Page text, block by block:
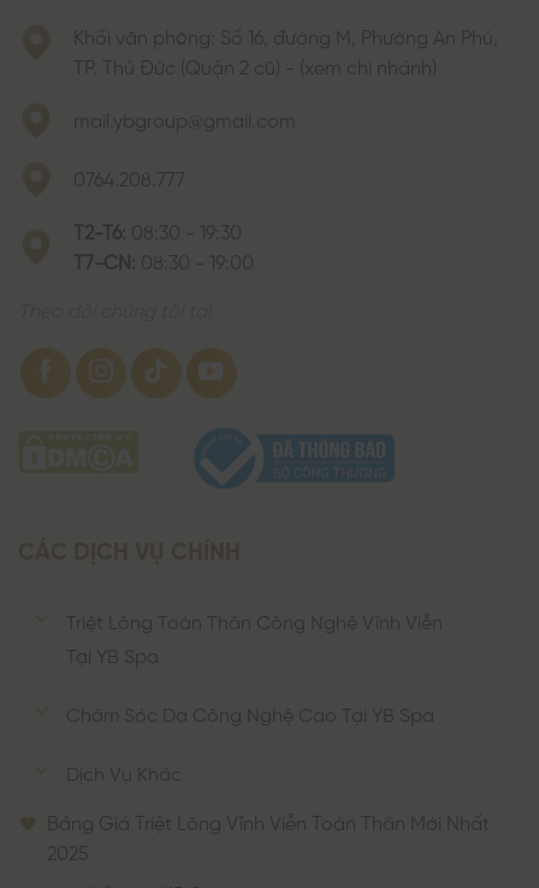
Khối văn phòng: Số 16, đường M, Phường An Phú,
TP. Thủ Đức (Quận 2 cũ) - (xem chi nhánh)
mail.ybgroup@gmail.com
0764.208.777
T2-T6: 08:30 - 19:30
T7-CN: 08:30 - 19:00
Triệt Lông Toàn Thân Công Nghệ Vĩnh Viễn
Tại YB Spa
Chăm Sóc Da Công Nghệ Cao Tại YB Spa
Dịch Vụ Khác
Bảng Giá Triệt Lông Vĩnh Viễn Toàn Thân Mới Nhất
2025